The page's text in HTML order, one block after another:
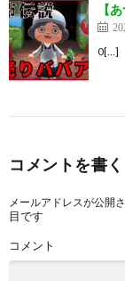
【
0[…]
コメントを書く
メールアドレスが公開
目です
コメント